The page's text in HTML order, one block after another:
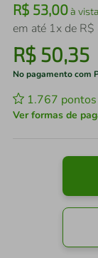
R$ 53,00à vista
em até 1x de R$
R$ 50,35
No pagamento com
1.767 pontos
Ver formas de